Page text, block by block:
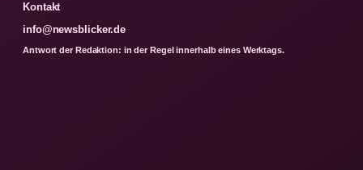
Kontakt
info@newsblicker.de
Antwort der Redaktion: in der Regel innerhalb eines Werktags.